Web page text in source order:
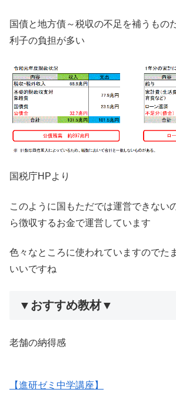
国債と地方債～税収の不足を補うもの
利子の負担が多い
国税庁HPより
このように国もただでは運営できない
ら徴収するお金で運営しています
色々なところに使われていますのでた
いいですね
▼おすすめ教材▼
老舗の納得感
【進研ゼミ中学講座】